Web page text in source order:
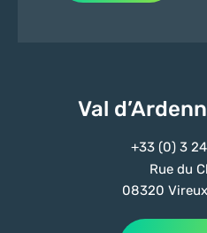
Val
+33 (0) 3
Rue du
08320